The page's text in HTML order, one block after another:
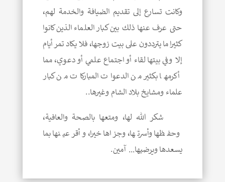
وكانت تسارع إلى تقديم الضيافة والخدمة لهم،
حتى عرف عنها ذلك بين كبار العلماء الذين كانوا
كثيرا ما يترددون على بيت زوجها، فلا يكاد تمر أيام
إلا وفي بيتها لقاء أو اجتماع علمي أو دعوي، مما
أكرمها بكثير من الدعوات المباركات من كبار
علماء ومشايخ بلاد الشام وغيرها..
شكر الله لها، ومتعها بالصحة والعافية،
وحفظها وأسرتها، وجزاها خيرا، وأقر عينها بما
يسعدها ويرضيها… آمين.